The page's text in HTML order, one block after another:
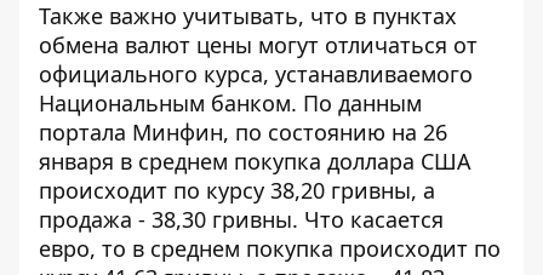
Также важно учитывать, что в пунктах
обмена валют цены могут отличаться от
официального курса, устанавливаемого
Национальным банком. По данным
портала Минфин, по состоянию на 26
января в среднем покупка доллара США
происходит по курсу 38,20 гривны, а
продажа - 38,30 гривны. Что касается
евро, то в среднем покупка происходит по